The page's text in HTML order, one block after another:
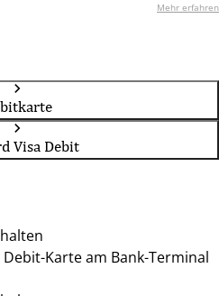
Mehr erfahren
Visa Debit
Karte am Bank-Terminal